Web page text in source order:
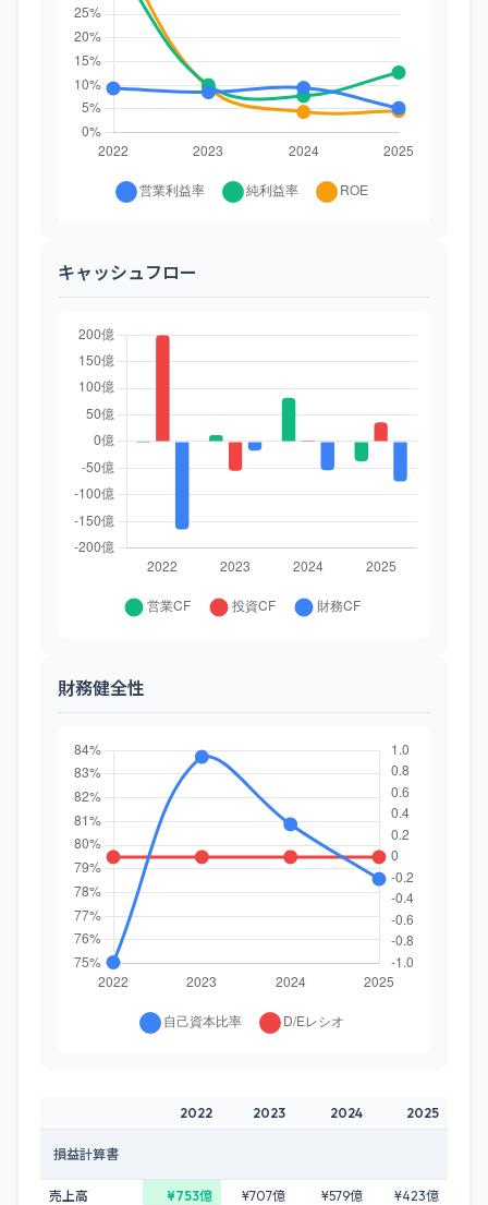
キャッシュフロー
財務健全性
2022 2023 2024 2025
損益計算書
売上高 ¥753億 ¥707億 ¥579億
¥423億